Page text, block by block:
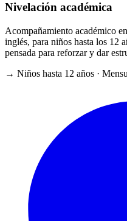
Nivelación académica
Acompañamiento académico
inglés, para niños hasta los 12
pensada para reforzar y dar
→ Niños hasta 12 años ·